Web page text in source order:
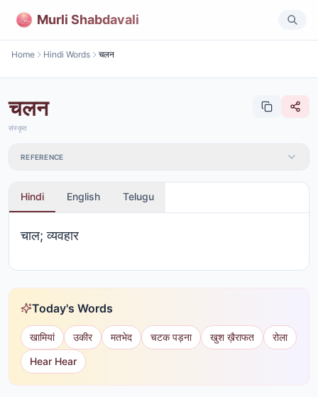
Murli Shabdavali
Home Hindi Words चलन
चलन
संस्कृत
REFERENCE
Hindi English Telugu
चाल; व्यवहार
Today's Words
खामियां उकीर मतभेद चटक पड़ना खुश ख़ैराफत
रोला
Hear Hear